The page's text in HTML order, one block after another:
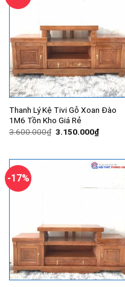
Thanh Lý Kệ Tivi Gỗ Xoan Đào
1M6 Tồn Kho Giá Rẻ
3.600.000₫ Giá
3.150.000₫Giá
hiện
-17%